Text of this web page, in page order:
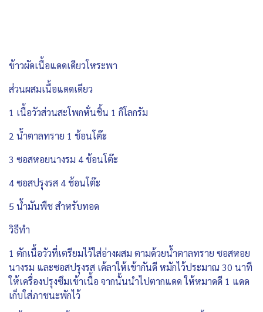
ข้าวผัดเนื้อแดดเดียวโหระพา
ส่วนผสมเนื้อแดดเดียว
1 เนื้อวัวส่วนสะโพกหั่นชิ้น 1 กิโลกรัม
2 น้ำตาลทราย 1 ช้อนโต๊ะ
3 ซอสหอยนางรม 4 ช้อนโต๊ะ
4 ซอสปรุงรส 4 ช้อนโต๊ะ
5 น้ำมันพืช สำหรับทอด
วิธีทำ
1 ตักเนื้อวัวที่เตรียมไว้ใส่อ่างผสม ตามด้วยน้ำตาลทราย ซอสหอย
นางรม และซอสปรุงรส เค้ลาให้เข้ากันดี หมักไว้ประมาณ 30 นาที
ให้เครื่องปรุงซึมเข้าเนื้อ จากนั้นนำไปตากแดด ให้หมาดดี 1 แดด
เก็บใส่ภาชนะพักไว้